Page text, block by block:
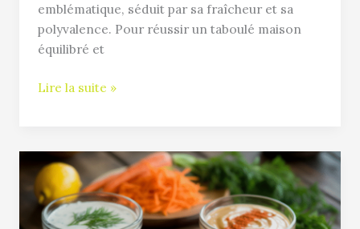
emblématique, séduit par sa fraîcheur et sa
polyvalence. Pour réussir un taboulé maison
équilibré et
Lire la suite »
Sauce
pour
carottes
râpées